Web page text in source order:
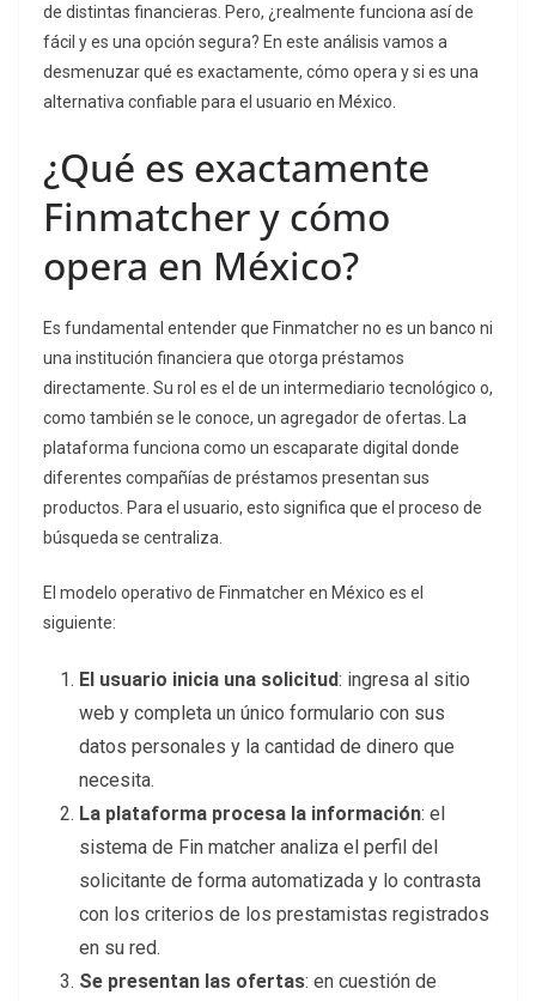
de distintas financieras. Pero, ¿realmente funciona así de
fácil y es una opción segura? En este análisis vamos a
desmenuzar qué es exactamente, cómo opera y si es una
alternativa confiable para el usuario en México.
¿Qué es exactamente
Finmatcher y cómo
opera en México?
Es fundamental entender que Finmatcher no es un banco ni
una institución financiera que otorga préstamos
directamente. Su rol es el de un intermediario tecnológico o,
como también se le conoce, un agregador de ofertas. La
plataforma funciona como un escaparate digital donde
diferentes compañías de préstamos presentan sus
productos. Para el usuario, esto significa que el proceso de
búsqueda se centraliza.
El modelo operativo de Finmatcher en México es el
siguiente:
El usuario inicia una solicitud: ingresa al sitio
web y completa un único formulario con sus
datos personales y la cantidad de dinero que
necesita.
La plataforma procesa la información: el
sistema de Fin matcher analiza el perfil del
solicitante de forma automatizada y lo contrasta
con los criterios de los prestamistas registrados
en su red.
Se presentan las ofertas: en cuestión de